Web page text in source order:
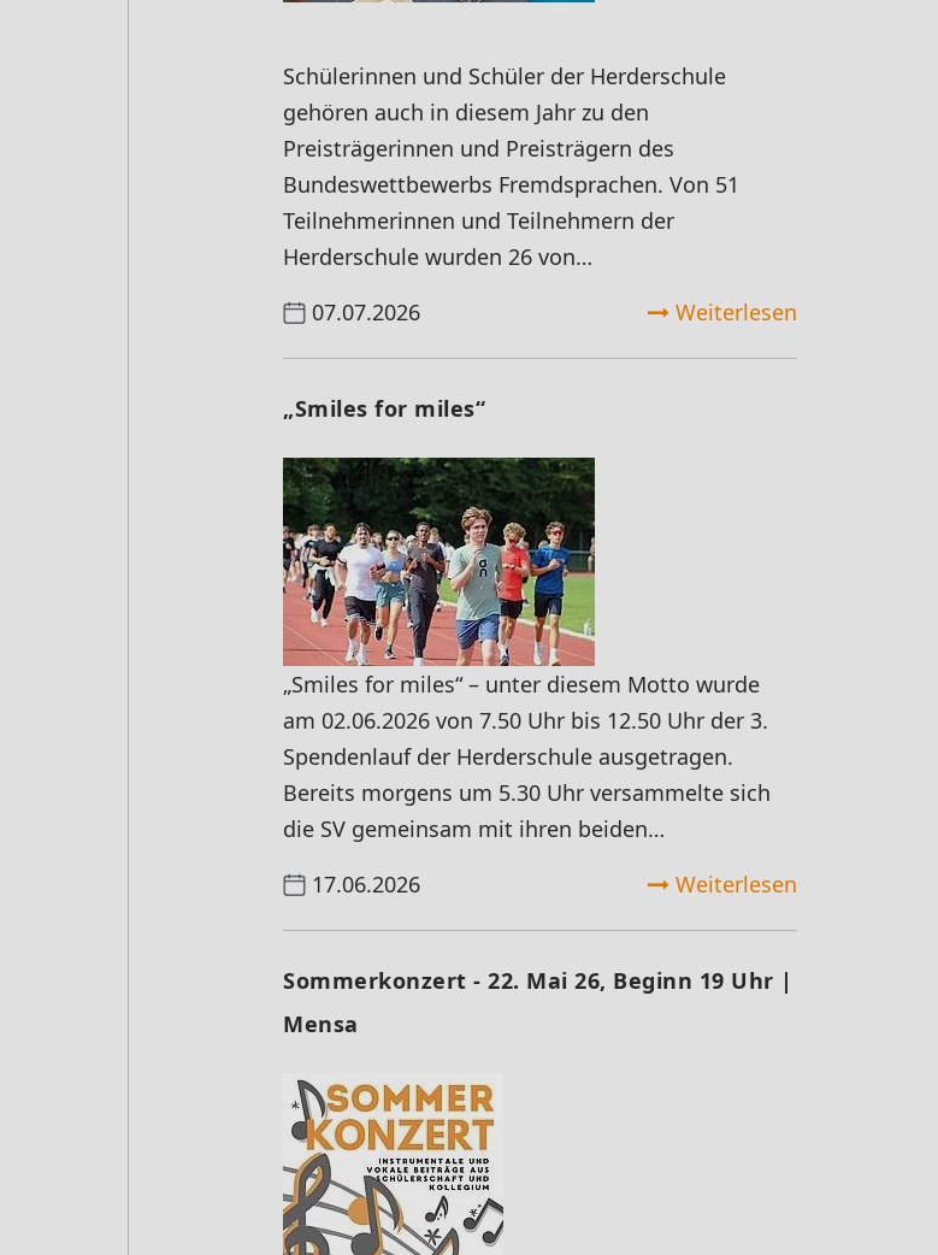
Schülerinnen und Schüler der Herderschule
gehören auch in diesem Jahr zu den
Preisträgerinnen und Preisträgern des
Bundeswettbewerbs Fremdsprachen. Von 51
Teilnehmerinnen und Teilnehmern der
Herderschule wurden 26 von…
07.07.2026
Weiterlesen
„Smiles for miles“
„Smiles for miles“ – unter diesem Motto wurde
am 02.06.2026 von 7.50 Uhr bis 12.50 Uhr der 3.
Spendenlauf der Herderschule ausgetragen.
Bereits morgens um 5.30 Uhr versammelte sich
die SV gemeinsam mit ihren beiden…
17.06.2026
Weiterlesen
Sommerkonzert - 22. Mai 26, Beginn 19 Uhr |
Mensa